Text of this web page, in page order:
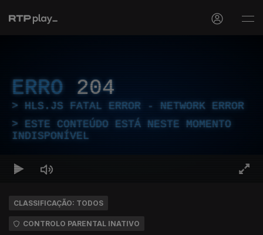
ERRO 204
HLS.JS FATAL ERROR - NETWORK ERROR
ESTE CONTEÚDO ESTÁ NESTE MOMENTO
INDISPONÍVEL
CLASSIFICAÇÃO: TODOS
CONTROLO PARENTAL INATIVO